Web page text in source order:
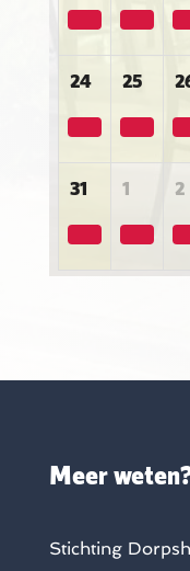
24 25
31 1 2
Meer
Stichting